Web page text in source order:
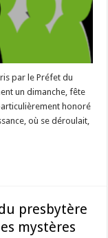
par le Préfet du
un dimanche, fête
honoré
où se déroulait,
presbytère
mystères